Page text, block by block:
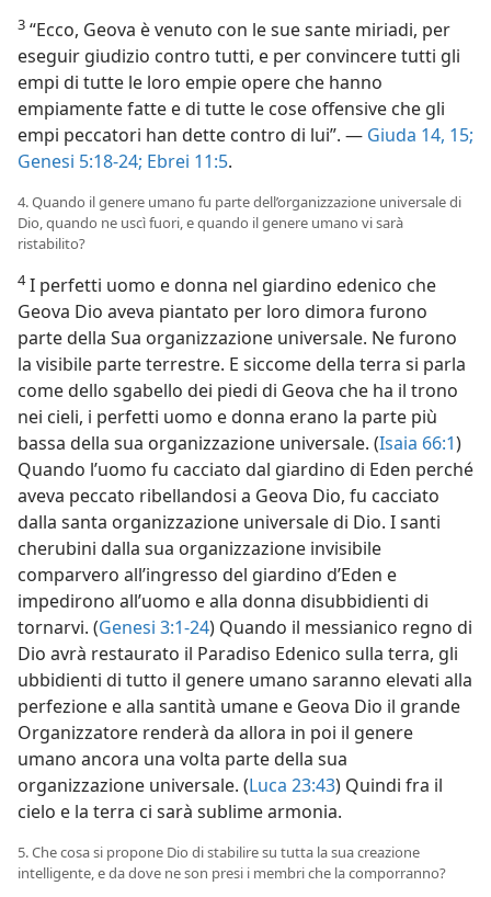
3 “Ecco, Geova è venuto con le sue sante miriadi, per
eseguir giudizio contro tutti, e per convincere tutti gli
empi di tutte le loro empie opere che hanno
empiamente fatte e di tutte le cose offensive che gli
empi peccatori han dette contro di lui”. — Giuda 14, 15;
Genesi 5:18-24; Ebrei 11:5.
4. Quando il genere umano fu parte dell’organizzazione universale di
Dio, quando ne uscì fuori, e quando il genere umano vi sarà
ristabilito?
4I perfetti uomo e donna nel giardino edenico che
Geova Dio aveva piantato per loro dimora furono
parte della Sua organizzazione universale. Ne furono
la visibile parte terrestre. E siccome della terra si parla
come dello sgabello dei piedi di Geova che ha il trono
nei cieli, i perfetti uomo e donna erano la parte più
bassa della sua organizzazione universale. (Isaia 66:1)
Quando l’uomo fu cacciato dal giardino di Eden perché
aveva peccato ribellandosi a Geova Dio, fu cacciato
dalla santa organizzazione universale di Dio. I santi
cherubini dalla sua organizzazione invisibile
comparvero all’ingresso del giardino d’Eden e
impedirono all’uomo e alla donna disubbidienti di
tornarvi. (Genesi 3:1-24) Quando il messianico regno di
Dio avrà restaurato il Paradiso Edenico sulla terra, gli
ubbidienti di tutto il genere umano saranno elevati alla
perfezione e alla santità umane e Geova Dio il grande
Organizzatore renderà da allora in poi il genere
umano ancora una volta parte della sua
organizzazione universale. (Luca 23:43) Quindi fra il
cielo e la terra ci sarà sublime armonia.
5. Che cosa si propone Dio di stabilire su tutta la sua creazione
intelligente, e da dove ne son presi i membri che la comporranno?